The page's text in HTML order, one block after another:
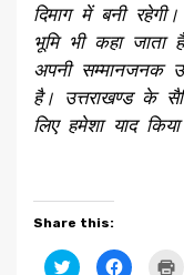
दिमाग में बनी
भूमि भी कहा
अपनी सम्मानजनक
है। उत्तराखण्ड के
लिए हमेशा याद
Share this:
Click Click